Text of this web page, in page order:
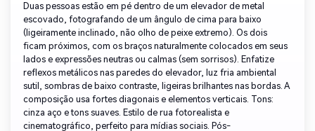
Duas pessoas estão em pé dentro de um elevador de metal
escovado, fotografando de um ângulo de cima para baixo
(ligeiramente inclinado, não olho de peixe extremo). Os dois
ficam próximos, com os braços naturalmente colocados em seus
lados e expressões neutras ou calmas (sem sorrisos). Enfatize
reflexos metálicos nas paredes do elevador, luz fria ambiental
sutil, sombras de baixo contraste, ligeiras brilhantes nas bordas. A
composição usa fortes diagonais e elementos verticais. Tons:
cinza aço e tons suaves. Estilo de rua fotorealista e
cinematográfico, perfeito para mídias sociais. Pós-